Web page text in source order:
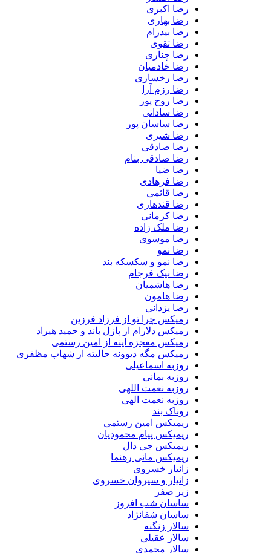
رضا اکبری
رضا بهاری
رضا بیدرام
رضا تقوی
رضا چناری
رضا خادمیان
رضا رخساری
رضا رزم آرا
رضا روح پور
رضا ساداتی
رضا ساسان پور
رضا شیری
رضا صادقی
رضا صادقی بنام
رضا ضیا
رضا فرهادی
رضا قائمی
رضا قندهاری
رضا کرمانی
رضا ملک زاده
رضا موسوی
رضا نمو
رضا نمو و سکسکه بند
رضا نیک فرجام
رضا هاشمیان
رضا هامون
رضا یزدانی
رمیکس چرا تو از فرزاد فرزین
رمیکس دلارام از پازل باند و حمید هیراد
رمیکس معجزه اینه از امین رستمی
رمیکس مگه دیوونه حالیته از شهاب مظفری
روزبه اسماعیلی
روزبه بمانی
روزبه نعمت اللهی
روزبه نعمت الهی
روناک بند
ریمیکس امین رستمی
ریمیکس پیام محمودیان
ریمیکس جی دال
ریمیکس مانی رهنما
زانیار خسروی
زانیار و سیروان خسروی
زیر صفر
ساسان شب افروز
ساسان شفانژاد
سالار زنگنه
سالار عقیلی
سالار محمدی